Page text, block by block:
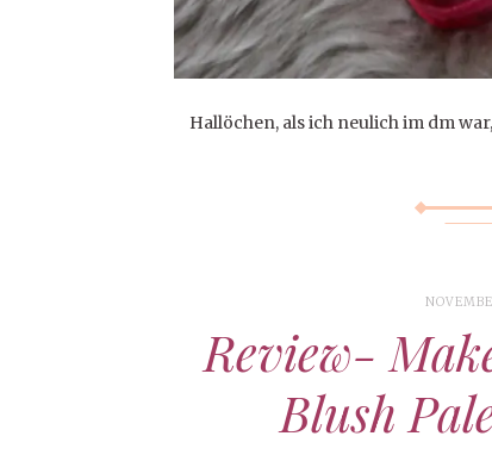
Hallöchen, als ich neulich im dm
Review-
Blush